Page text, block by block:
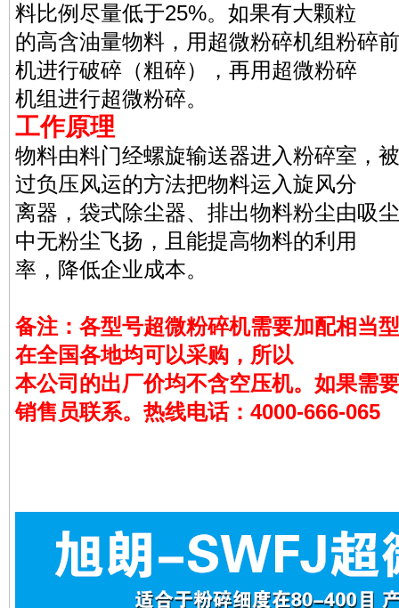
料比例尽量低于25%。如果有大颗粒
的高含油量物料，用超微粉碎机组粉碎
机进行破碎（粗碎），再用超微粉碎
机组进行超微粉碎。
工作原理
物料由料门经螺旋输送器进入粉碎室，
过负压风运的方法把物料运入旋风分
离器，袋式除尘器、排出物料粉尘由吸
中无粉尘飞扬，且能提高物料的利用
率，降低企业成本。
备注：各型号超微粉碎机需要加配相当
在全国各地均可以采购，所以
本公司的出厂价均不含空压机。如果需
销售员联系。热线电话：4000-666-065